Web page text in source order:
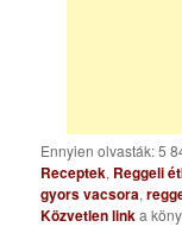
Ennyien olvasták: 5
Receptek, Reggeli
gyors vacsora,
Közvetlen linka